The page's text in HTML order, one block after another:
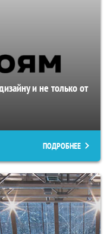
и не только от
ПОДРОБНЕЕ